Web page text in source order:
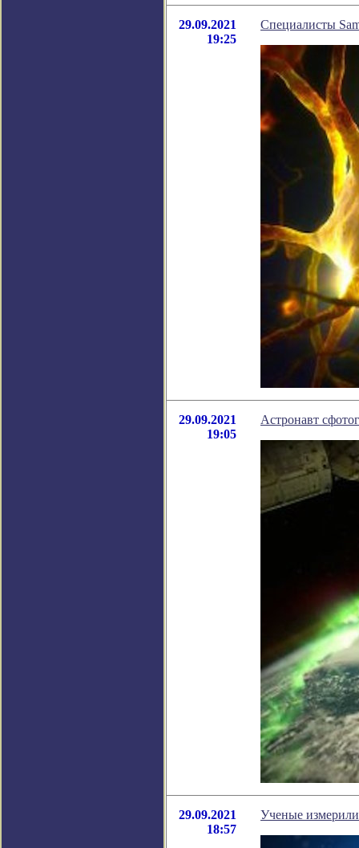
29.09.2021
19:25
Специалисты
29.09.2021
19:05
Астронавт
29.09.2021
18:57
Ученые